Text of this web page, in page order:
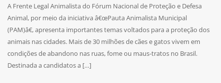
A Frente Legal Animalista do Fórum Nacional de Proteção e Defesa
Animal, por meio da iniciativa â€œPauta Animalista Municipal
(PAM)â€, apresenta importantes temas voltados para a proteção dos
animais nas cidades. Mais de 30 milhões de cães e gatos vivem em
condições de abandono nas ruas, fome ou maus-tratos no Brasil.
Destinada a candidatos a […]